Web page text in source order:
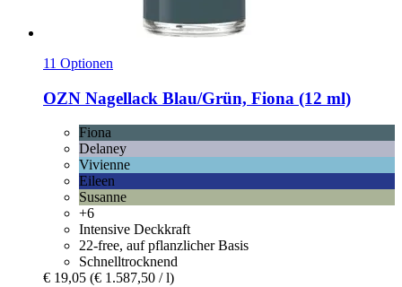
11 Optionen
OZN Nagellack Blau/Grün, Fiona (12 ml)
Fiona
Delaney
Vivienne
Eileen
Susanne
+6
Intensive Deckkraft
22-free, auf pflanzlicher Basis
Schnelltrocknend
€ 19,05 (€ 1.587,50 / l)